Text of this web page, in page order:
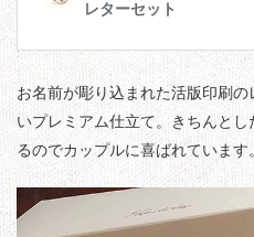
お名前が彫り込まれた活版印刷
いプレミアム仕立て。きちんと
るのでカップルに喜ばれています。